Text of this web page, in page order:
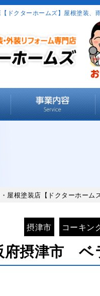
ドクターホームズ】屋根塗装
屋根塗装店【ドクターホームズ
摂津市 コーキン
府摂津市 ベ